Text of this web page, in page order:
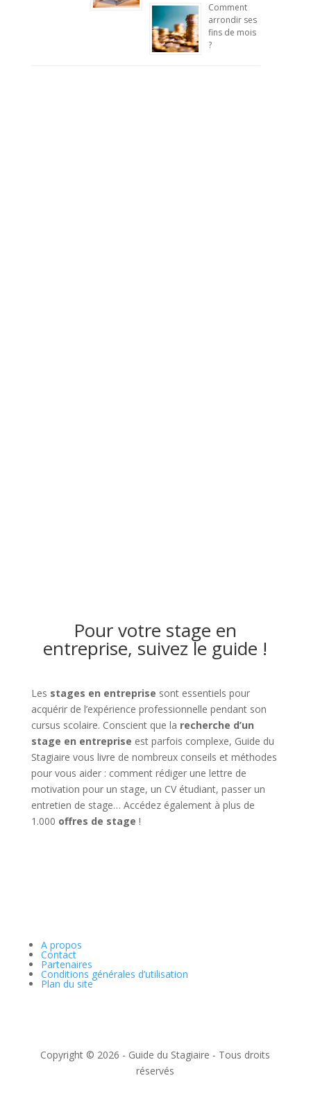
Comment
arrondir ses
fins de mois
?
Pour votre stage en
entreprise, suivez le guide !
Les stages en entreprise sont essentiels pour
acquérir de l’expérience professionnelle pendant son
cursus scolaire. Conscient que la recherche d’un
stage en entreprise est parfois complexe, Guide du
Stagiaire vous livre de nombreux conseils et méthodes
pour vous aider : comment rédiger une lettre de
motivation pour un stage, un CV étudiant, passer un
entretien de stage… Accédez également à plus de
1.000 offres de stage !
A propos
Contact
Partenaires
Conditions générales d’utilisation
Plan du site
Copyright © 2026 - Guide du Stagiaire - Tous droits
réservés